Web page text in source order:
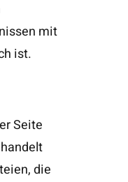
mit
ist.
Seite
die